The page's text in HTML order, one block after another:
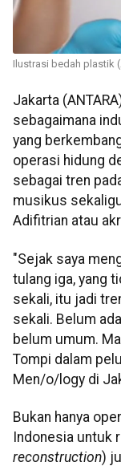
Ilustrasi bedah plastik
Jakarta
sebagaimana
yang
operasi hidung
sebagai tren
musikus
Adifitrian atau
"Sejak saya
tulang iga, yang
sekali, itu jadi
sekali. Belum
belum umum.
Tompi dalam
Men/o/logy di
Bukan hanya
Indonesia untuk
reconstruction)